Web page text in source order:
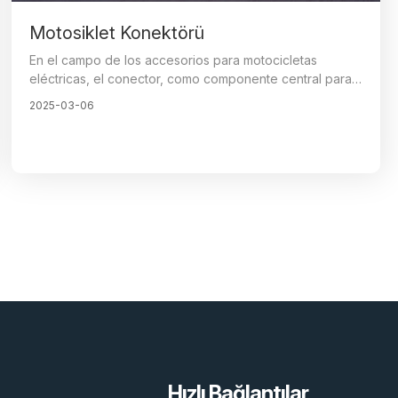
Motosiklet Konektörü
En el campo de los accesorios para motocicletas
eléctricas, el conector, como componente central para
2025-03-06